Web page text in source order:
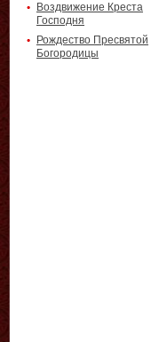
Воздвижение Креста
Господня
Рождество Пресвятой
Богородицы